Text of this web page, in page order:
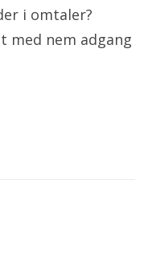
i omtaler?
med nem adgang